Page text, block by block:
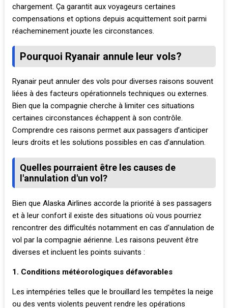
chargement. Ça garantit aux voyageurs certaines
compensations et options depuis acquittement soit parmi
réacheminement jouxte les circonstances.
Pourquoi Ryanair annule leur vols?
Ryanair peut annuler des vols pour diverses raisons souvent
liées à des facteurs opérationnels techniques ou externes.
Bien que la compagnie cherche à limiter ces situations
certaines circonstances échappent à son contrôle.
Comprendre ces raisons permet aux passagers d’anticiper
leurs droits et les solutions possibles en cas d’annulation.
Quelles pourraient être les causes de
l'annulation d'un vol?
Bien que Alaska Airlines accorde la priorité à ses passagers
et à leur confort il existe des situations où vous pourriez
rencontrer des difficultés notamment en cas d'annulation de
vol par la compagnie aérienne. Les raisons peuvent être
diverses et incluent les points suivants :
1. Conditions météorologiques défavorables
Les intempéries telles que le brouillard les tempêtes la neige
ou des vents violents peuvent rendre les opérations